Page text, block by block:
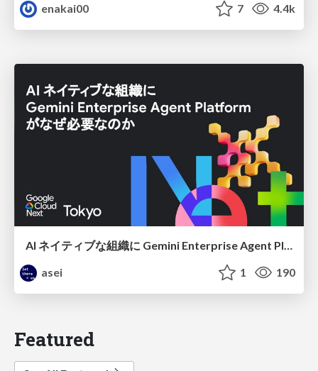
enakai00
7 4.4k
AI ネイティブな組織に Gemini Enterprise Agent Platform がなぜ必要なのか
asei
1 190
Featured